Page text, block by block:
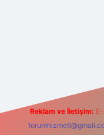
Reklam ve İletişim: